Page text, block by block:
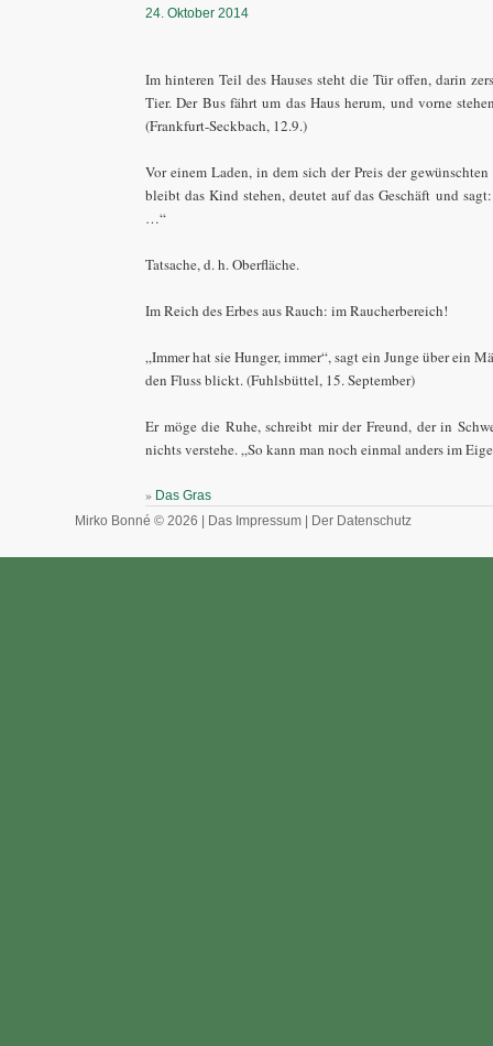
24. Oktober 2014
Im hinteren Teil des Hauses steht die Tür offen, darin
Tier. Der Bus fährt um das Haus herum, und vorne
(Frankfurt-Seckbach, 12.9.)
Vor einem Laden, in dem sich der Preis der
bleibt das Kind stehen, deutet auf das Geschäft und
…“
Tatsache, d. h. Oberfläche.
Im Reich des Erbes aus Rauch: im Raucherbereich!
„Immer hat sie Hunger, immer“, sagt ein Junge über ein
den Fluss blickt. (Fuhlsbüttel, 15. September)
Er möge die Ruhe, schreibt mir der Freund, der in
nichts verstehe. „So kann man noch einmal anders im
» Das Gras
Mirko Bonné © 2026 |
Das Impressum Der Datenschutz